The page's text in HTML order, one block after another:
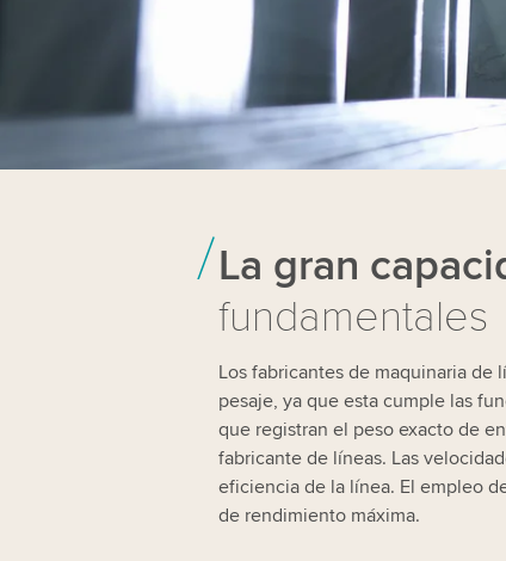
La gran
fundamentales
Los fabricantes de maquinaria
pesaje, ya que esta cumple las
que registran el peso exacto de
fabricante de líneas. Las
eficiencia de la línea. El empleo
de rendimiento máxima.